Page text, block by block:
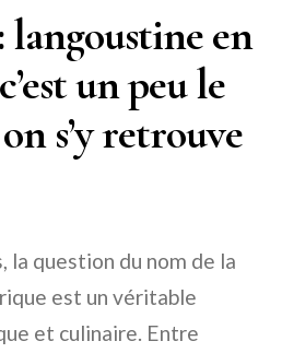
langoustine en
un peu le
s’y retrouve
la question du nom de la
est un véritable
et culinaire. Entre